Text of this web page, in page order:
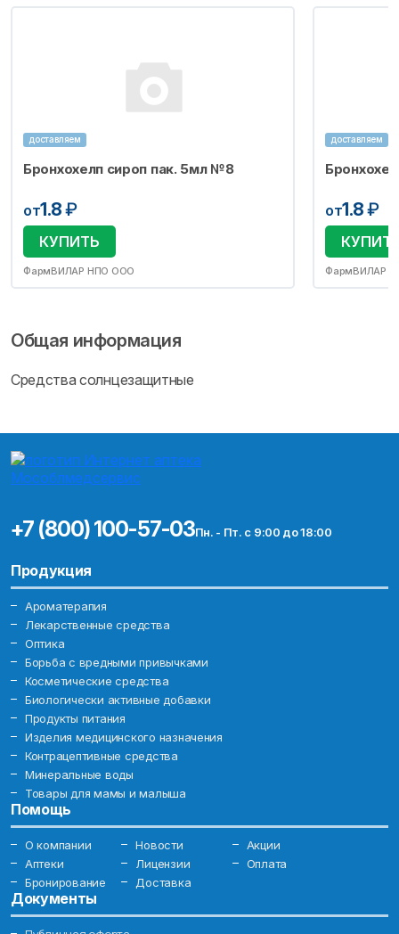
доставляем
Бронхохелп сироп пак. 5мл №8
от1.8₽
КУПИТЬ
ФармВИЛАР НПО ООО
доставляем
от1.8₽
ФармВИЛАР
Общая информация
Средства солнцезащитные
+7 (800) 100-57-03Пн. - Пт. с 9:00 до 18:00
Продукция
Ароматерапия
Лекарственные средства
Оптика
Борьба с вредными привычками
Косметические средства
Биологически активные добавки
Продукты питания
Изделия медицинского назначения
Контрацептивные средства
Минеральные воды
Товары для мамы и малыша
Помощь
О компании Новости
Акции
Аптеки
Лицензии
Оплата
Бронирование
Доставка
Документы